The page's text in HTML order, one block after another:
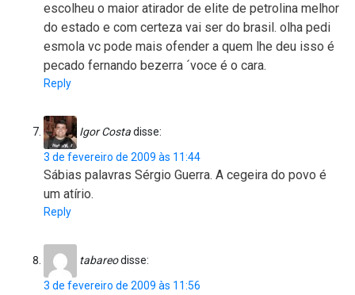
escolheu o maior atirador de elite de petrolina melhor
do estado e com certeza vai ser do brasil. olha pedi
esmola vc pode mais ofender a quem lhe deu isso é
pecado fernando bezerra ´voce é o cara.
Reply
Igor Costadisse:
3 de fevereiro de 2009 às 11:44
Sábias palavras Sérgio Guerra. A cegeira do povo é
um atírio.
Reply
tabareodisse:
3 de fevereiro de 2009 às 11:56